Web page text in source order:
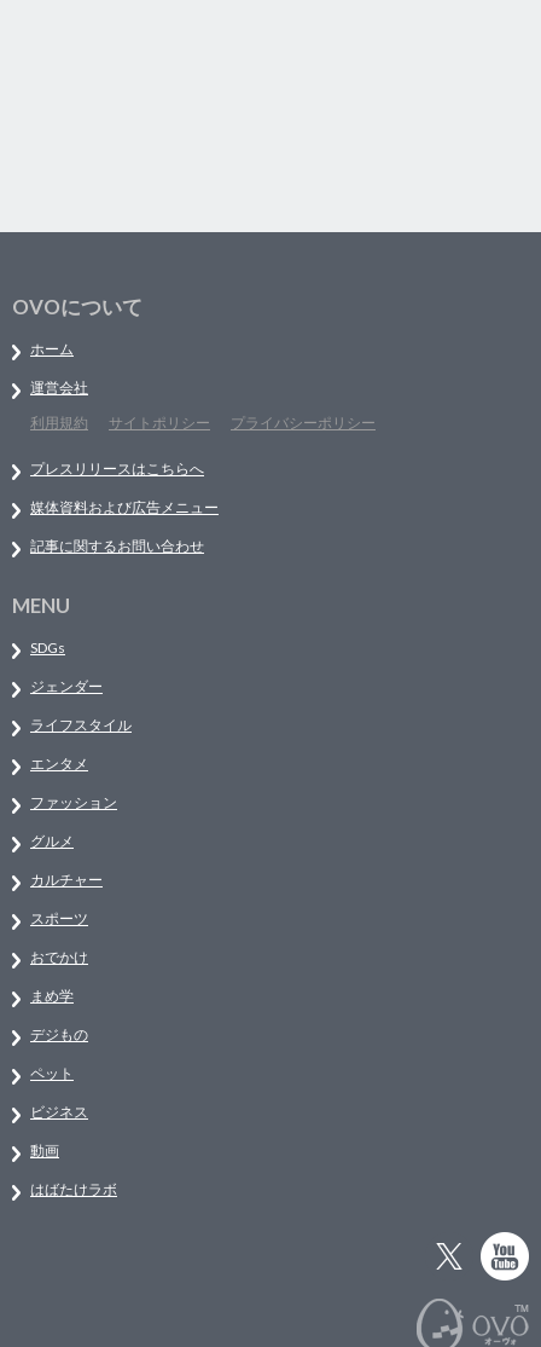
OVOについて
ホーム
運営会社
利用規約
サイトポリシー プライバシーポリシー
プレスリリースはこちらへ
媒体資料および広告メニュー
記事に関するお問い合わせ
MENU
SDGs
ジェンダー
ライフスタイル
エンタメ
ファッション
グルメ
カルチャー
スポーツ
おでかけ
まめ学
デジもの
ペット
ビジネス
動画
はばたけラボ